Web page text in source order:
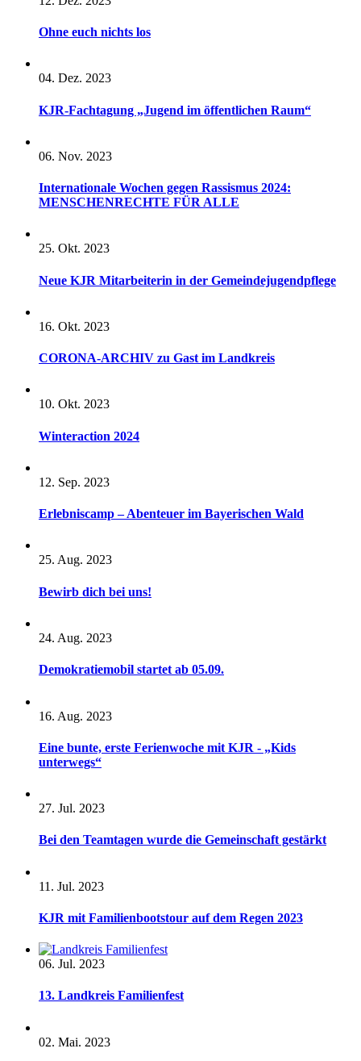
Ohne euch nichts los
04. Dez. 2023
KJR-Fachtagung „Jugend im öffentlichen Raum“
06. Nov. 2023
Internationale Wochen gegen Rassismus 2024:
MENSCHENRECHTE FÜR ALLE
25. Okt. 2023
Neue KJR Mitarbeiterin in der Gemeindejugendpflege
16. Okt. 2023
CORONA-ARCHIV zu Gast im Landkreis
10. Okt. 2023
Winteraction 2024
12. Sep. 2023
Erlebniscamp – Abenteuer im Bayerischen Wald
25. Aug. 2023
Bewirb dich bei uns!
24. Aug. 2023
Demokratiemobil startet ab 05.09.
16. Aug. 2023
Eine bunte, erste Ferienwoche mit KJR - „Kids
unterwegs“
27. Jul. 2023
Bei den Teamtagen wurde die Gemeinschaft gestärkt
11. Jul. 2023
KJR mit Familienbootstour auf dem Regen 2023
06. Jul. 2023
13. Landkreis Familienfest
02. Mai. 2023